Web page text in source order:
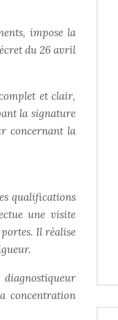
impose la
du 26 avril
et clair,
la signature
concernant la
qualifications
une visite
Il réalise
concentration